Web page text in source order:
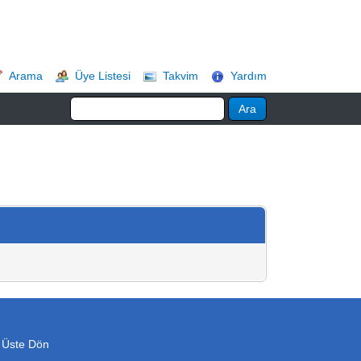
Arama Üye Listesi Takvim Yardım
Dön